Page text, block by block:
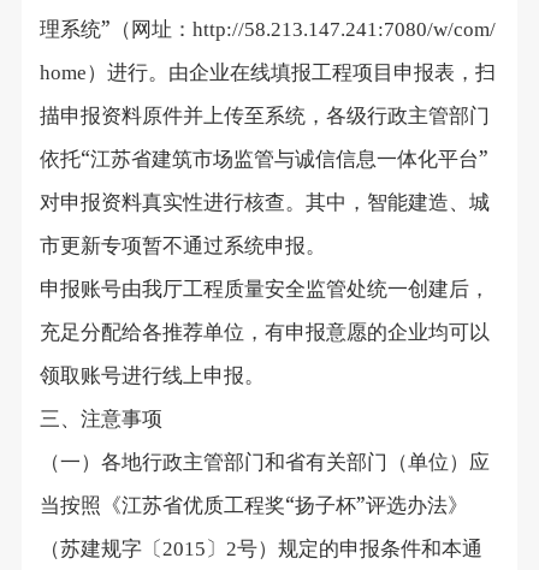
理系统”（网址： http://58.213.147.241:7080/w/com/
home）进行。由企业在线填报工程项目申报表，扫
描申报资料原件并上传至系统，各级行政主管部门
依托“江苏省建筑市场监管与诚信信息一体化平台”
对申报资料真实性进行核查。其中，智能建造、城
市更新专项暂不通过系统申报。
申报账号由我厅工程质量安全监管处统一创建后，
充足分配给各推荐单位，有申报意愿的企业均可以
领取账号进行线上申报。
三、注意事项
（一）各地行政主管部门和省有关部门（单位）应
当按照《江苏省优质工程奖“扬子杯”评选办法》
（苏建规字〔2015〕 2号）规定的申报条件和本通